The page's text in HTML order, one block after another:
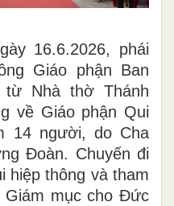
16.6.2026, phái
Giáo phận Ban
từ Nhà thờ Thánh
về Giáo phận Qui
14 người, do Cha
Đoàn. Chuyến đi
hiệp thông và tham
Giám mục cho Đức